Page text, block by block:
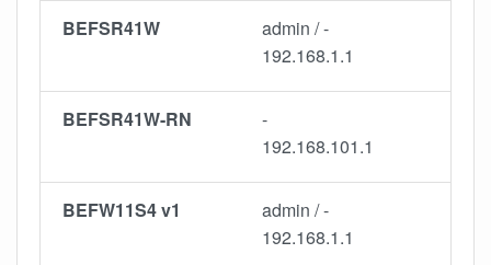
BEFSR41W
admin / -
192.168.1.1
BEFSR41W-RN
-
192.168.101.1
BEFW11S4 v1
admin / -
192.168.1.1